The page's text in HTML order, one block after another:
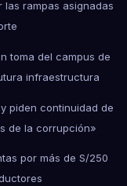
las rampas asignadas
toma del campus de
infraestructura
piden continuidad de
de la corrupción»
por más de S/250